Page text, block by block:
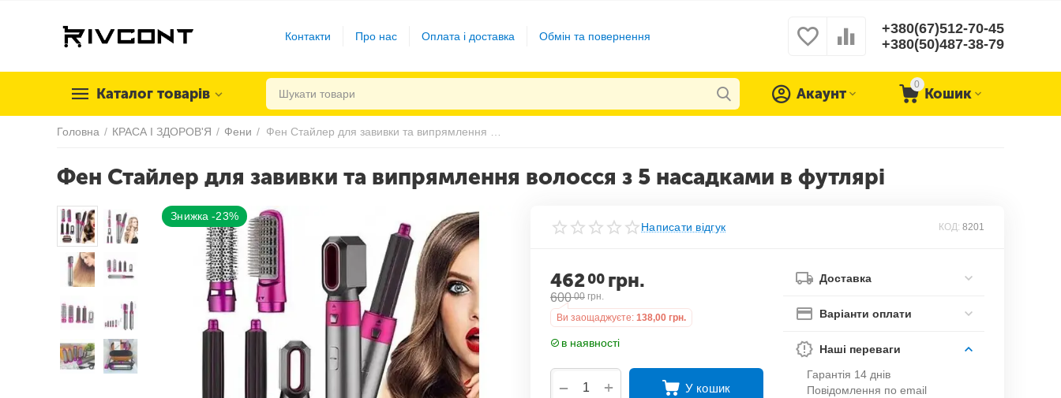
Контакти Про нас Оплата і доставка Обмін та повернення
+380(67)512-70-45
+380(50)487-38-79
Каталог товарів
0
Кошик
Акаунт
Головна / КРАСА І ЗДОРОВ'Я / Фени /
Фен Стайлер для завивки та випрямлення волосся з 5 насадками в футлярі
Знижка -23%
Написати відгук КОД: 8201
46200 грн.
600 00 грн.
Ви заощаджуєте: 138,00 грн.
в наявності
+
− У кошик
Доставка
Варіанти оплати
Наші переваги
Гарантія 14 днів
Повідомлення по email